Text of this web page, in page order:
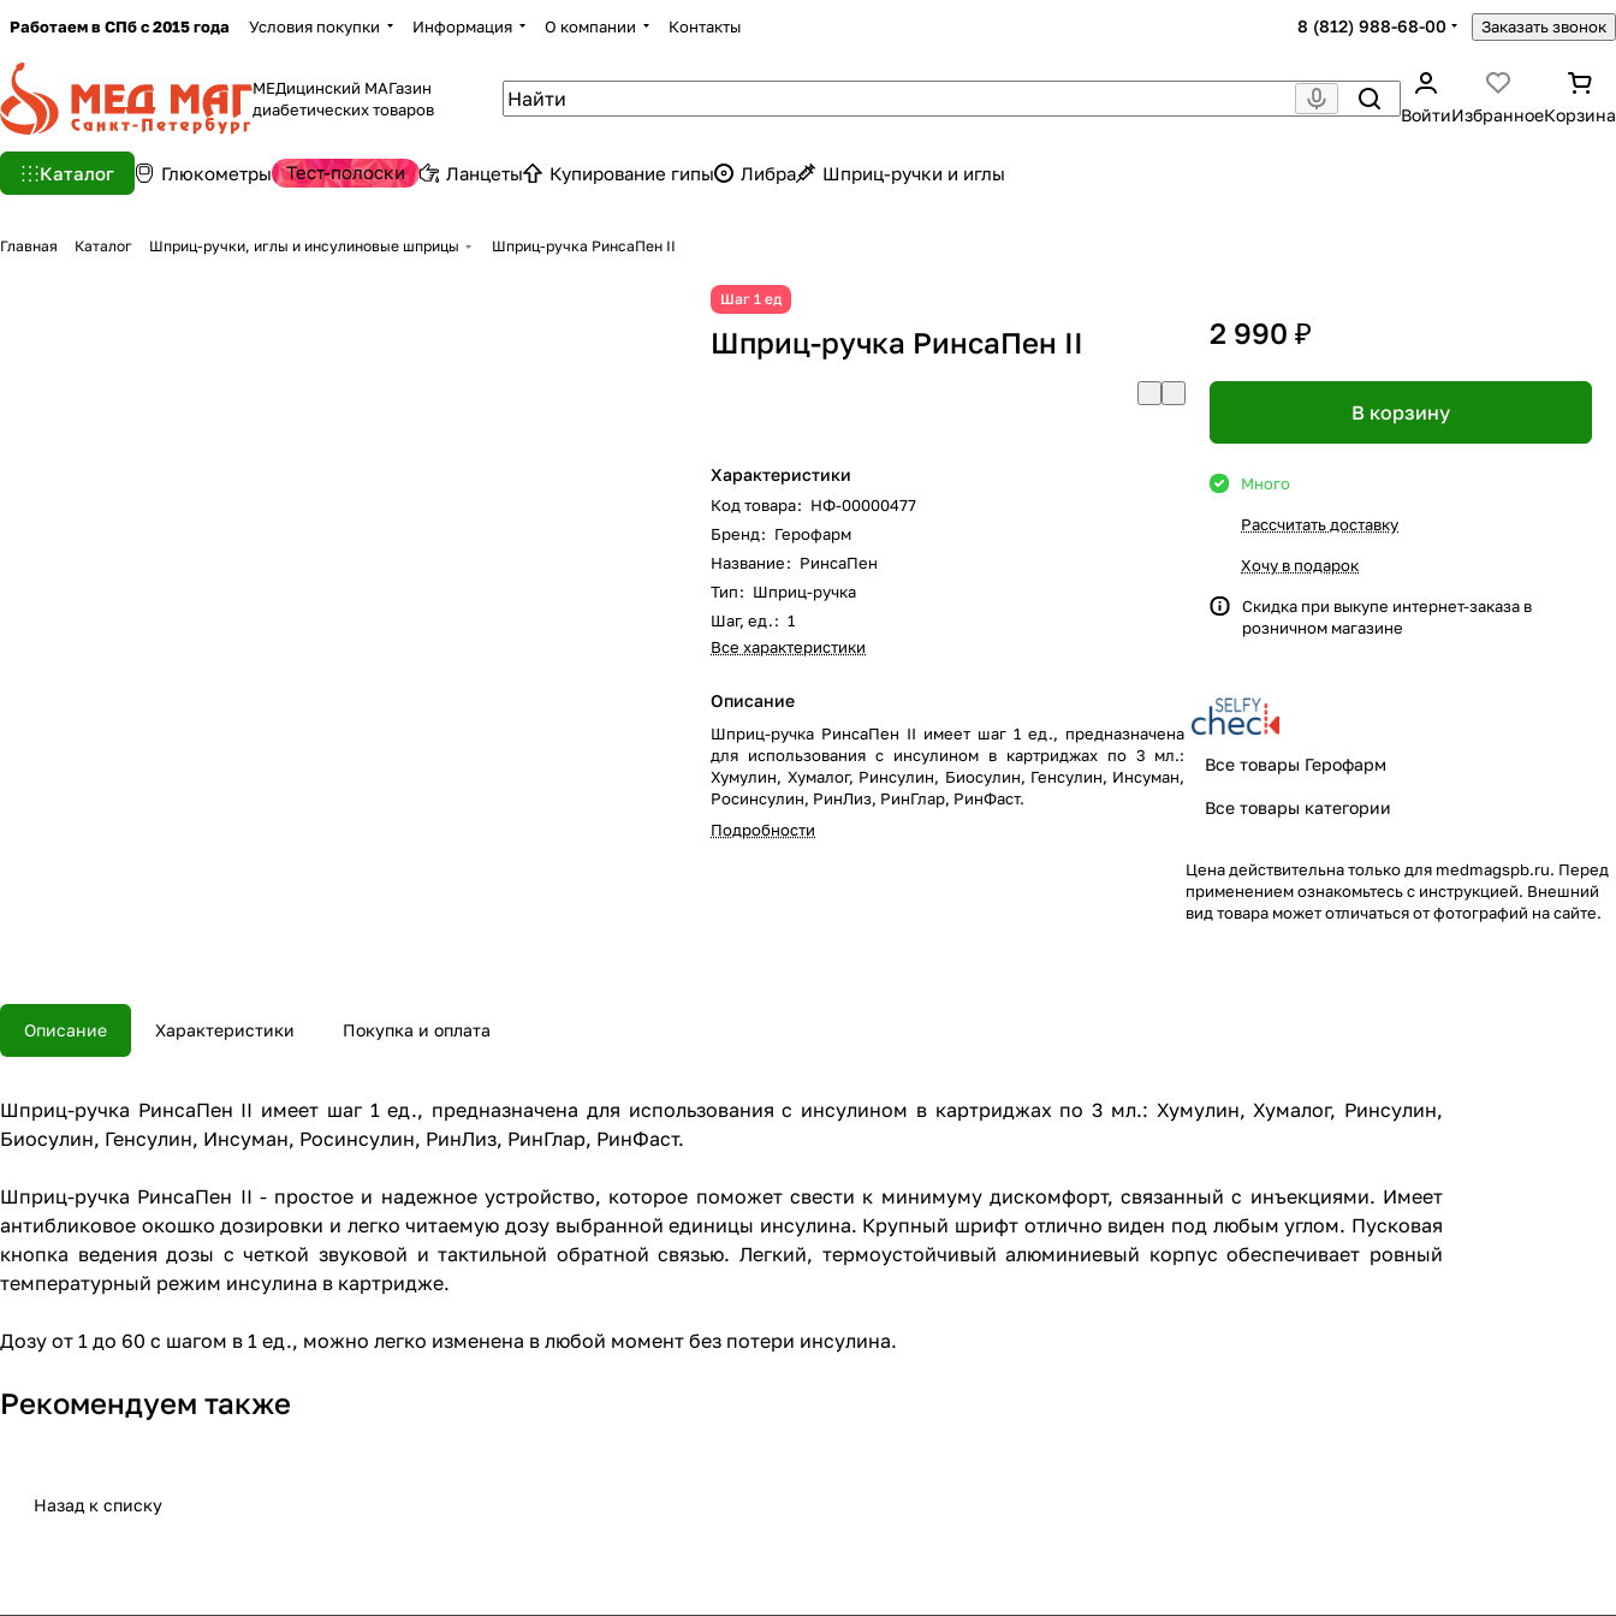
Работаем в СПб с 2015 года Условия покупки Информация О компании Контакты 8 (812) 988-68-00 Заказать звонок
МЕДицинский МАГазин
диабетических товаров
ВойтиИзбранноеКорзина
Каталог Глюкометры Тест-полоски Ланцеты Купирование гипы Либра Шприц-ручки и иглы
Главная Каталог Шприц-ручки, иглы и инсулиновые шприцы Шприц-ручка РинсаПен II
Шаг 1 ед
Шприц-ручка РинсаПен II
Характеристики
Код товара: НФ-00000477
Бренд: Герофарм
Название: РинсаПен
Тип: Шприц-ручка
Шаг, ед.: 1
Все характеристики
Описание
Шприц-ручка РинсаПен II имеет шаг 1 ед., предназначена
для использования с инсулином в картриджах по 3 мл.:
Хумулин, Хумалог, Ринсулин, Биосулин, Генсулин, Инсуман,
Росинсулин, РинЛиз, РинГлар, РинФаст.
Подробности
2 990 ₽
В корзину
Много
Рассчитать доставку
Хочу в подарок
Скидка при выкупе интернет-заказа в
розничном магазине
Все товары Герофарм
Все товары категории
Цена действительна только для medmagspb.ru. Перед
применением ознакомьтесь с инструкцией. Внешний
вид товара может отличаться от фотографий на сайте.
Описание Характеристики Покупка и оплата
Шприц-ручка РинсаПен II имеет шаг 1 ед., предназначена для использования с инсулином в картриджах по 3 мл.: Хумулин, Хумалог, Ринсулин,
Биосулин, Генсулин, Инсуман, Росинсулин, РинЛиз, РинГлар, РинФаст.
Шприц-ручка РинсаПен II - простое и надежное устройство, которое поможет свести к минимуму дискомфорт, связанный с инъекциями. Имеет
антибликовое окошко дозировки и легко читаемую дозу выбранной единицы инсулина. Крупный шрифт отлично виден под любым углом. Пусковая
кнопка ведения дозы с четкой звуковой и тактильной обратной связью. Легкий, термоустойчивый алюминиевый корпус обеспечивает ровный
температурный режим инсулина в картридже.
Дозу от 1 до 60 с шагом в 1 ед., можно легко изменена в любой момент без потери инсулина.
Рекомендуем также
Назад к списку